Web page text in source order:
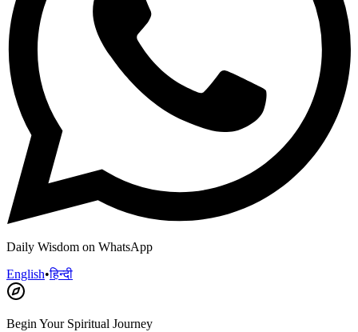
Daily Wisdom on WhatsApp
English•हिन्दी
Begin Your Spiritual Journey